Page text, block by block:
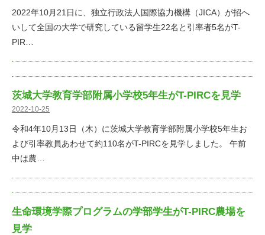
2022年10月21日に、独立行政法人国際協力機構（JICA）が招へ
いして全国の大学で研究している留学生22名と引率者5名がT-
PIR…
茨城大学教育学部附属小学校5年生がT-PIRCを見学
2022-10-25
令和4年10月13日（木）に茨城大学教育学部附属小学校5年生お
よび引率教員あわせて約110名がT-PIRCを見学しました。 午前
中は農…
生命環境学際プログラムの学部学生がT-PIRC農場を
見学